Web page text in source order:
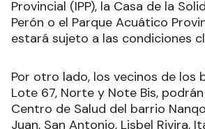
Provincial (IPP), la Casa de la
Perón o el Parque Acuático
estará sujeto a las condiciones
Por otro lado, los vecinos de los
Lote 67, Norte y Note Bis,
Centro de Salud del barrio
Juan, San Antonio, Lisbel Rivira,